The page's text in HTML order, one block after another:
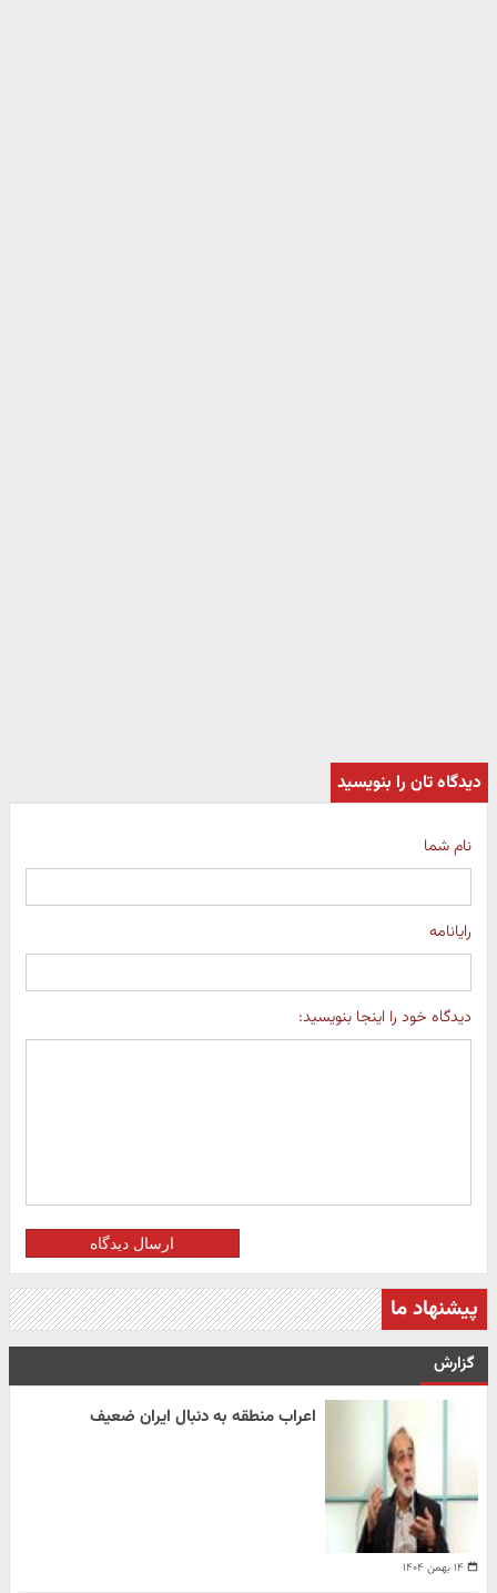
دیدگاه تان را بنویسید
نام شما
رایانامه
دیدگاه خود را اینجا بنویسید:
ارسال دیدگاه
پیشنهاد ما
گزارش
۱۴ بهمن ۱۴۰۴
اعراب منطقه به دنبال ایران ضعیف